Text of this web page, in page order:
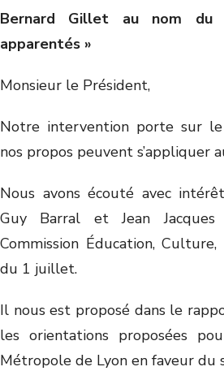
Bernard Gillet au nom
apparentés »
Monsieur le Président,
Notre intervention porte sur
nos propos peuvent s’appliquer
Nous avons écouté avec
Guy Barral et Jean
Commission Éducation,
du 1 juillet.
Il nous est proposé dans le
les orientations proposées
Métropole de Lyon en faveur du